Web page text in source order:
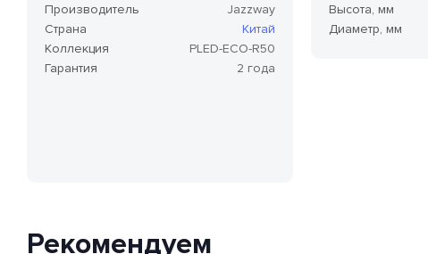
Производитель
Jazzway
Страна
Китай
Коллекция
PLED-ECO-R50
Гарантия
2 года
Высота, мм
Диаметр, мм
Рекомендуем